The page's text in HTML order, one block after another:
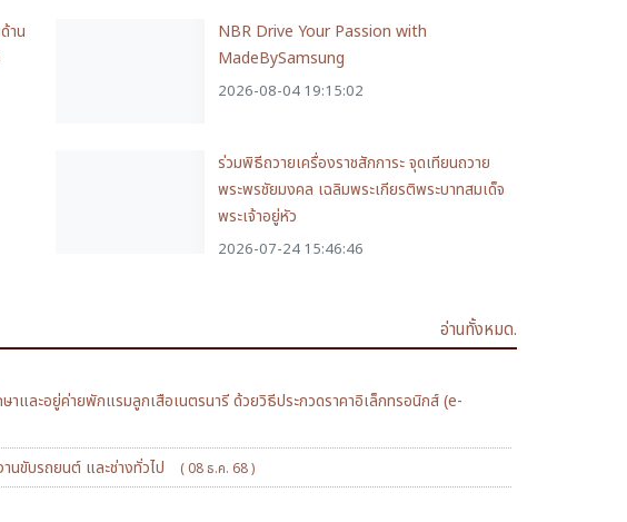
าน
NBR Drive Your Passion with
MadeBySamsung
2026-08-04 19:15:02
ร่วมพิธีถวายเครื่องราชสักการะ จุดเทียนถวาย
พระพรชัยมงคล เฉลิมพระเกียรติพระบาทสมเด็จ
พระเจ้าอยู่หัว
2026-07-24 15:46:46
อ่านทั้งหมด.
าและอยู่ค่ายพักแรมลูกเสือเนตรนารี ด้วยวิธีประกวดราคาอิเล็กทรอนิกส์ (e-
นขับรถยนต์ และช่างทั่วไป ( 08 ธ.ค. 68 )